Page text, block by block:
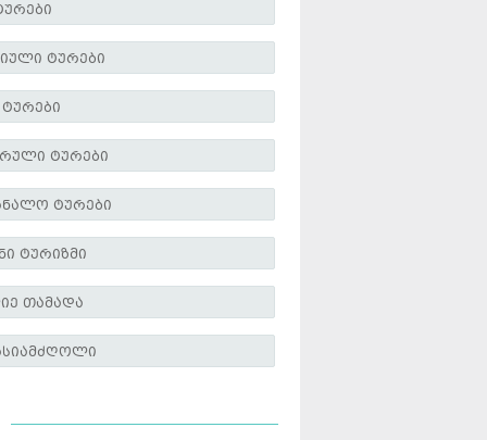
ტურები
ტურები
ტურები
ტურიზმი
თამადა